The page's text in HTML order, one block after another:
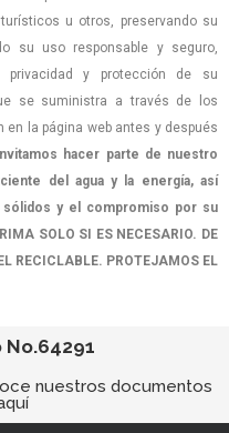
u otros, preservando su
su uso responsable y seguro,
privacidad y protección de su
se suministra a través de los
la página web antes y después
hacer parte de nuestro
del agua y la energía, así
y el compromiso por su
SOLO SI ES NECESARIO. DE
RECICLABLE. PROTEJAMOS EL
No.64291
nuestros documentos